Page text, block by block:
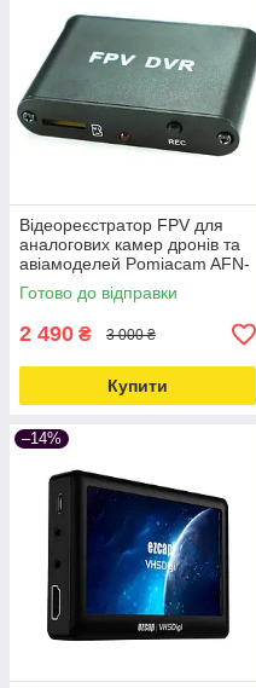
Відеореєстратор FPV для
аналогових камер дронів та
авіамоделей Pomiacam AFN-
D1M Love&Life -online-
multimarket-
Готово до відправки
2 490 ₴ 3 000 ₴
Купити
–14%